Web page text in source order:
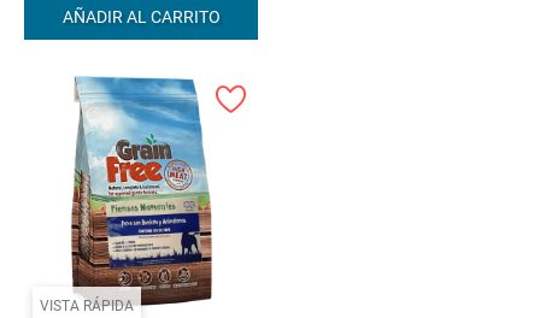
AÑADIR AL CARRITO
VISTA RÁPIDA